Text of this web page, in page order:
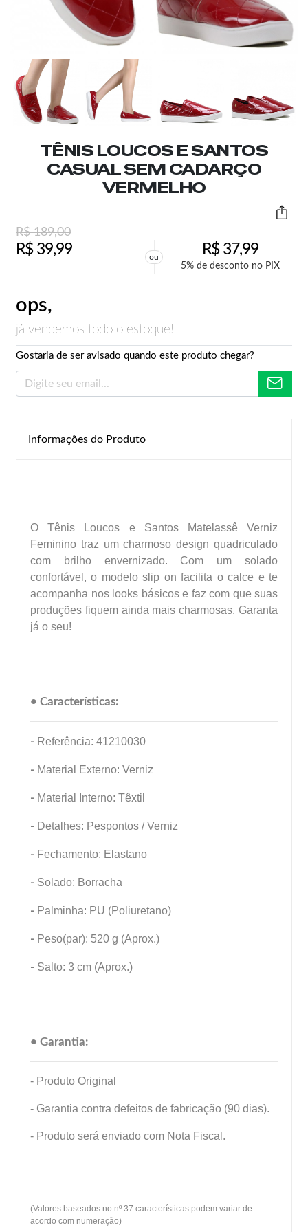
TÊNIS LOUCOS E SANTOS
CASUAL SEM CADARÇO
VERMELHO
R$189,00
R$39,99 ou R$37,99
5% de desconto no PIX
ops,
já vendemos todo o estoque!
Gostaria de ser avisado quando este produto chegar?
Informações do Produto
O Tênis Loucos e Santos Matelassê Verniz
Feminino traz um charmoso design quadriculado
com brilho envernizado. Com um solado
confortável, o modelo slip on facilita o calce e te
acompanha nos looks básicos e faz com que suas
produções fiquem ainda mais charmosas. Garanta
já o seu!
• Características:
- Referência: 41210030
- Material Externo: Verniz
- Material Interno: Têxtil
- Detalhes: Pespontos / Verniz
- Fechamento: Elastano
- Solado: Borracha
- Palminha: PU (Poliuretano)
- Peso(par): 520 g (Aprox.)
- Salto: 3 cm (Aprox.)
• Garantia:
- Produto Original
- Garantia contra defeitos de fabricação (90 dias).
- Produto será enviado com Nota Fiscal.
(Valores baseados no nº 37 características podem variar de
acordo com numeração)